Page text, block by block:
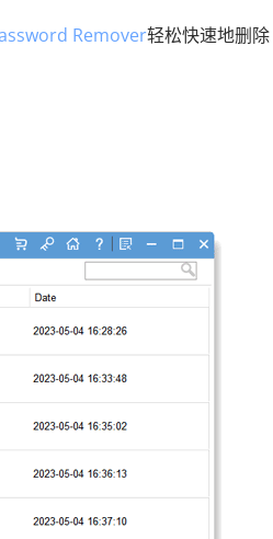
Remover轻松快速地删除